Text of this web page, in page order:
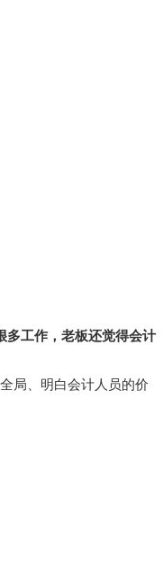
多工作，老板还觉得会计
局、明白会计人员的价